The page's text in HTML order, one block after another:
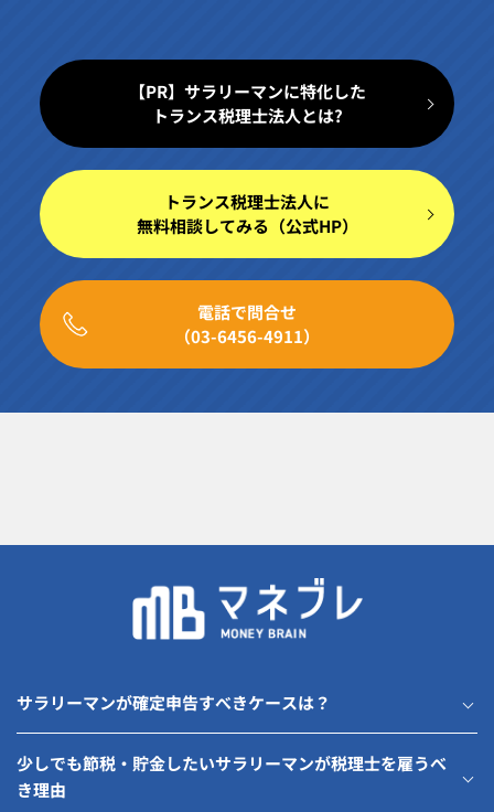
【PR】サラリーマンに特化した
トランス税理士法人とは?
トランス税理士法人に
無料相談してみる（公式HP）
電話で問合せ
（03-6456-4911）
サラリーマンが確定申告すべきケースは？
少しでも節税・貯金したいサラリーマンが税理士を雇うべ
き理由